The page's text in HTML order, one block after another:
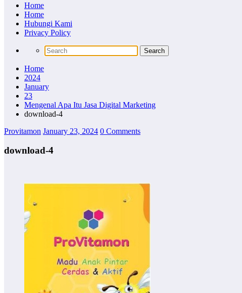
Home
Home
Hubungi Kami
Privacy Policy
Home
2024
January
23
Mengenal Apa Itu Jasa Digital Marketing
download-4
Provitamon January 23, 2024 0 Comments
download-4